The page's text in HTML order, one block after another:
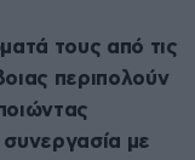
τους από τις
περιπολούν
συνεργασία με